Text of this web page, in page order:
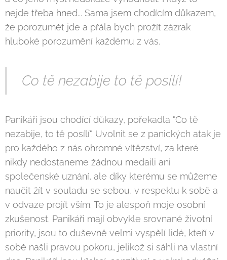
nejde třeba hned... Sama jsem chodícím důkazem,
že porozumět jde a přála bych prožít zázrak
hluboké porozumění každému z vás.
Co tě nezabije to tě posílí!
Panikáři jsou chodící důkazy, pořekadla "Co tě
nezabije, to tě posílí". Uvolnit se z panických atak je
pro každého z nás ohromné vítězství, za které
nikdy nedostaneme žádnou medaili ani
společenské uznání, ale díky kterému se můžeme
naučit žít v souladu se sebou, v respektu k sobě a
v odvaze projít vším. To je alespoň moje osobní
zkušenost. Panikáři mají obvykle srovnané životní
priority, jsou to duševně velmi vyspělí lidé, kteří v
sobě našli pravou pokoru, jelikož si sáhli na vlastní